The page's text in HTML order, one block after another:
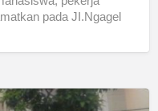
pada JI.Ngagel